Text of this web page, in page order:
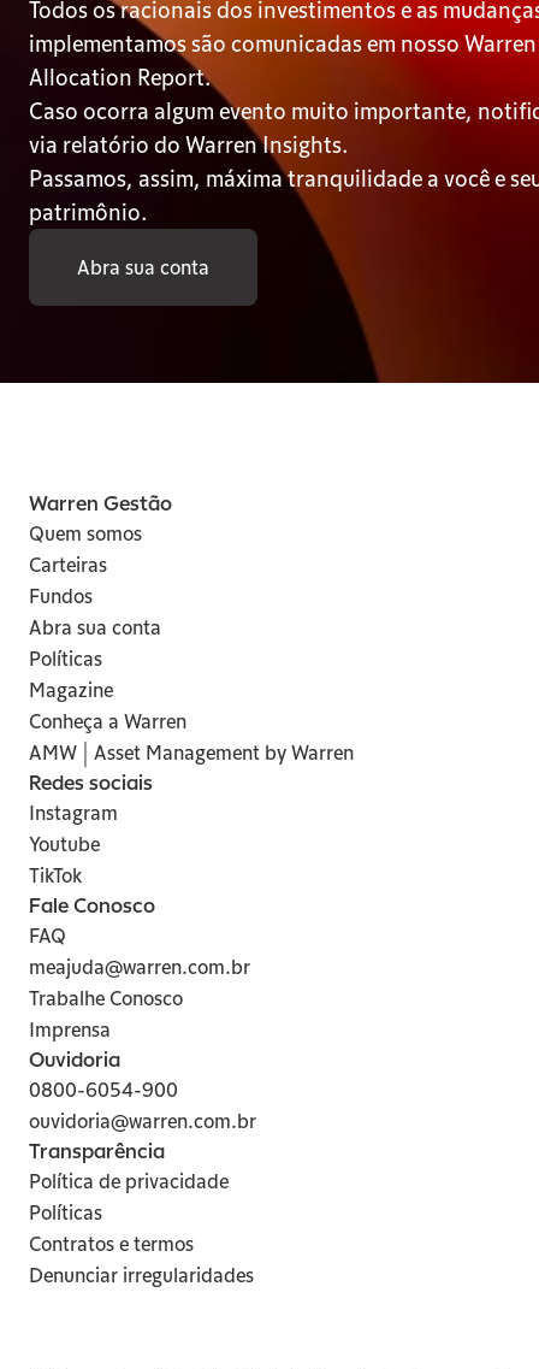
Todos os racionais dos investimentos e as
implementamos são comunicadas em nosso Warren
Allocation Report.
Caso ocorra algum evento muito importante,
via relatório do Warren Insights.
Passamos, assim, máxima tranquilidade a você e
patrimônio.
Abra sua conta
Warren Gestão
Quem somos
Carteiras
Fundos
Abra sua conta
Políticas
Magazine
Conheça a Warren
AMW | Asset Management by Warren
Redes sociais
Instagram
Youtube
TikTok
Fale Conosco
FAQ
meajuda@warren.com.br
Trabalhe Conosco
Imprensa
Ouvidoria
0800-6054-900
ouvidoria@warren.com.br
Transparência
Política de privacidade
Políticas
Contratos e termos
Denunciar irregularidades